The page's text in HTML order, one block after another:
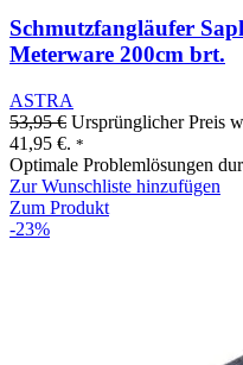
Schmutzfangläufer
Meterware 200cm brt.
ASTRA
53,95€ Ursprünglicher Preis
41,95 €. *
Optimale Problemlösungen
Zur Wunschliste hinzufügen
Zum Produkt
-23%